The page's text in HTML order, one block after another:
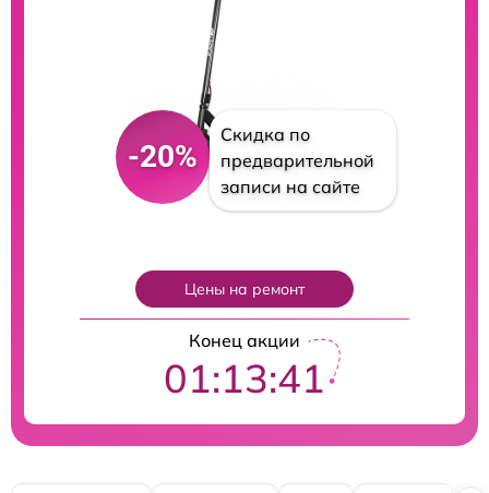
-20%
Скидка по
предварительной
записи на сайте
Цены на ремонт
Конец акции
01:13:40